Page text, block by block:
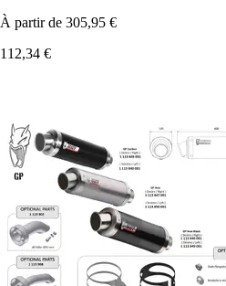
À partir de 305,95 €
112,34 €